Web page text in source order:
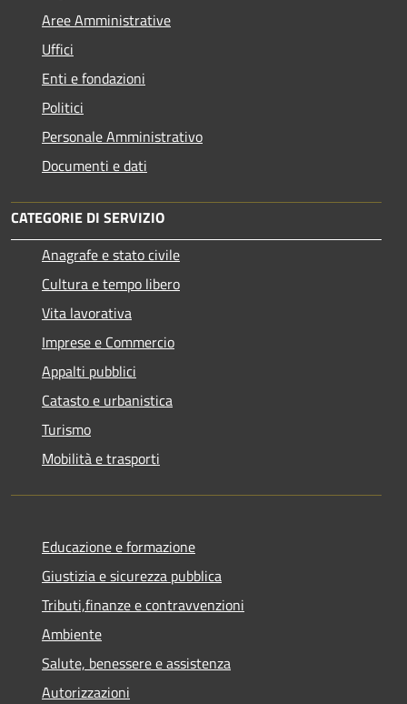
Aree Amministrative
Uffici
Enti e fondazioni
Politici
Personale Amministrativo
Documenti e dati
CATEGORIE DI SERVIZIO
Anagrafe e stato civile
Cultura e tempo libero
Vita lavorativa
Imprese e Commercio
Appalti pubblici
Catasto e urbanistica
Turismo
Mobilità e trasporti
Educazione e formazione
Giustizia e sicurezza pubblica
Tributi,finanze e contravvenzioni
Ambiente
Salute, benessere e assistenza
Autorizzazioni